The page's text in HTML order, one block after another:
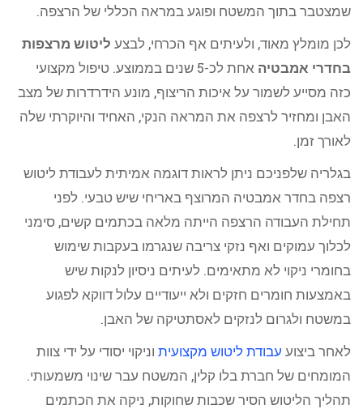
שמצטבר בתוך המשטח ופוגע במראה הכללי של הרצפה.
לכן מומלץ מאוד, ולעיתים אף הכרחי, לבצע ליטוש מרצפות
בחדרי אמבטיה
אחת לכ-5 שנים בממוצע. טיפול מקצועי
כזה מסייע לשמור על איכות הריצוף, מונע הידרדרות של מצב
האבן ומחזיר לרצפה את המראה הנקי, האחיד והיוקרתי שלה
לאורך זמן.
בגלריה שלפניכם ניתן לראות דוגמה אמיתית לעבודת ליטוש
רצפה בחדר אמבטיה המרוצף באריחי שיש טבעי. לפני
תחילת העבודה הרצפה הייתה מלאה בכתמים קשים, סימני
לכלוך עמוקים ואף נזקי צריבה שנגרמו בעקבות שימוש
בחומרי ניקוי לא מתאימים. לעיתים ניסיון לנקות שיש
באמצעות חומרים חזקים ולא ייעודיים עלול דווקא לפגוע
במשטח ולגרום לנזקים לאסתטיקה של האבן.
לאחר ביצוע עבודת ליטוש מקצועית וניקוי יסודי על ידי צוות
המומחים של חברת בלו קלין, המשטח עבר שינוי משמעותי.
תהליך הליטוש הסיר שכבות שחוקות, ניקה את הכתמים